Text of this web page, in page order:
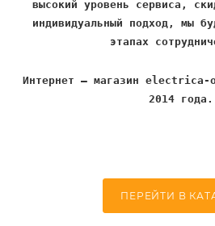
высокий уровень сервиса,
индивидуальный подход, мы
этапах
Интернет – магазин
2014 года.
ПЕРЕЙТИ В